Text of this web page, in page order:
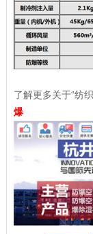
了解更多关于“纺
爆